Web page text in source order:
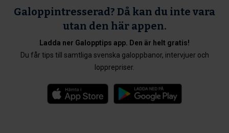
Galoppintresserad? Då kan du inte vara
utan den här appen.
Ladda ner Galopptips app. Den är helt gratis!
Du får tips till samtliga svenska galoppbanor, intervjuer och
lopprepriser.